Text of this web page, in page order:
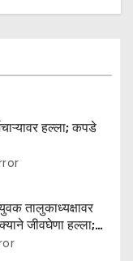
हल्ला; कपडे
तालुकाध्यक्षावर
जीवघेणा हल्ला;